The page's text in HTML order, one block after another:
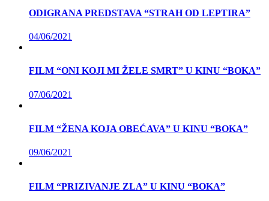
ODIGRANA PREDSTAVA “STRAH OD LEPTIRA”
04/06/2021
FILM “ONI KOJI MI ŽELE SMRT” U KINU “BOKA”
07/06/2021
FILM “ŽENA KOJA OBEĆAVA” U KINU “BOKA”
09/06/2021
FILM “PRIZIVANJE ZLA” U KINU “BOKA”